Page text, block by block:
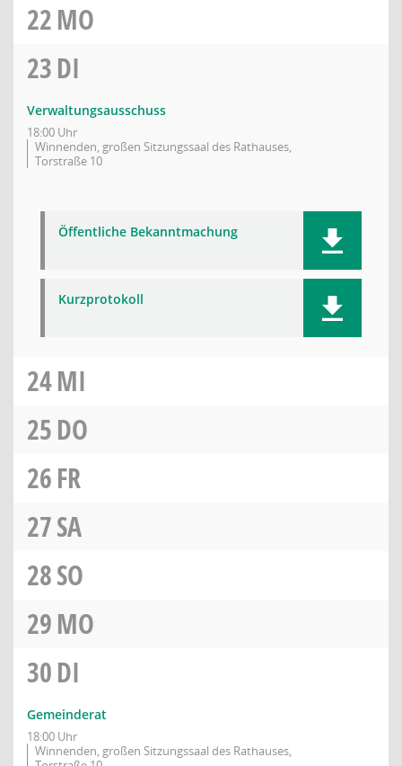
22MO
23DI
Verwaltungsausschuss
18:00 Uhr
Winnenden, großen Sitzungssaal des Rathauses,
Torstraße 10
Öffentliche Bekanntmachung
Kurzprotokoll
24MI
25DO
26FR
27SA
28SO
29MO
30DI
Gemeinderat
18:00 Uhr
Winnenden, großen Sitzungssaal des Rathauses,